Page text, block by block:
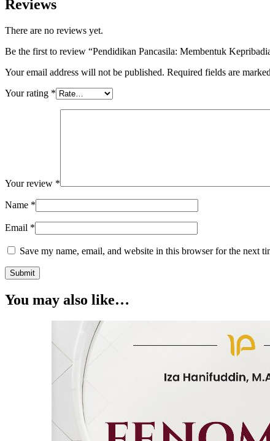
Reviews
There are no reviews yet.
Be the first to review “Pendidikan Pancasila: Membentuk
Your email address will not be published. Required fields are marked
Your rating *
Your review *
Name *
Email *
Save my name, email, and website in this browser for the next
You may also like…